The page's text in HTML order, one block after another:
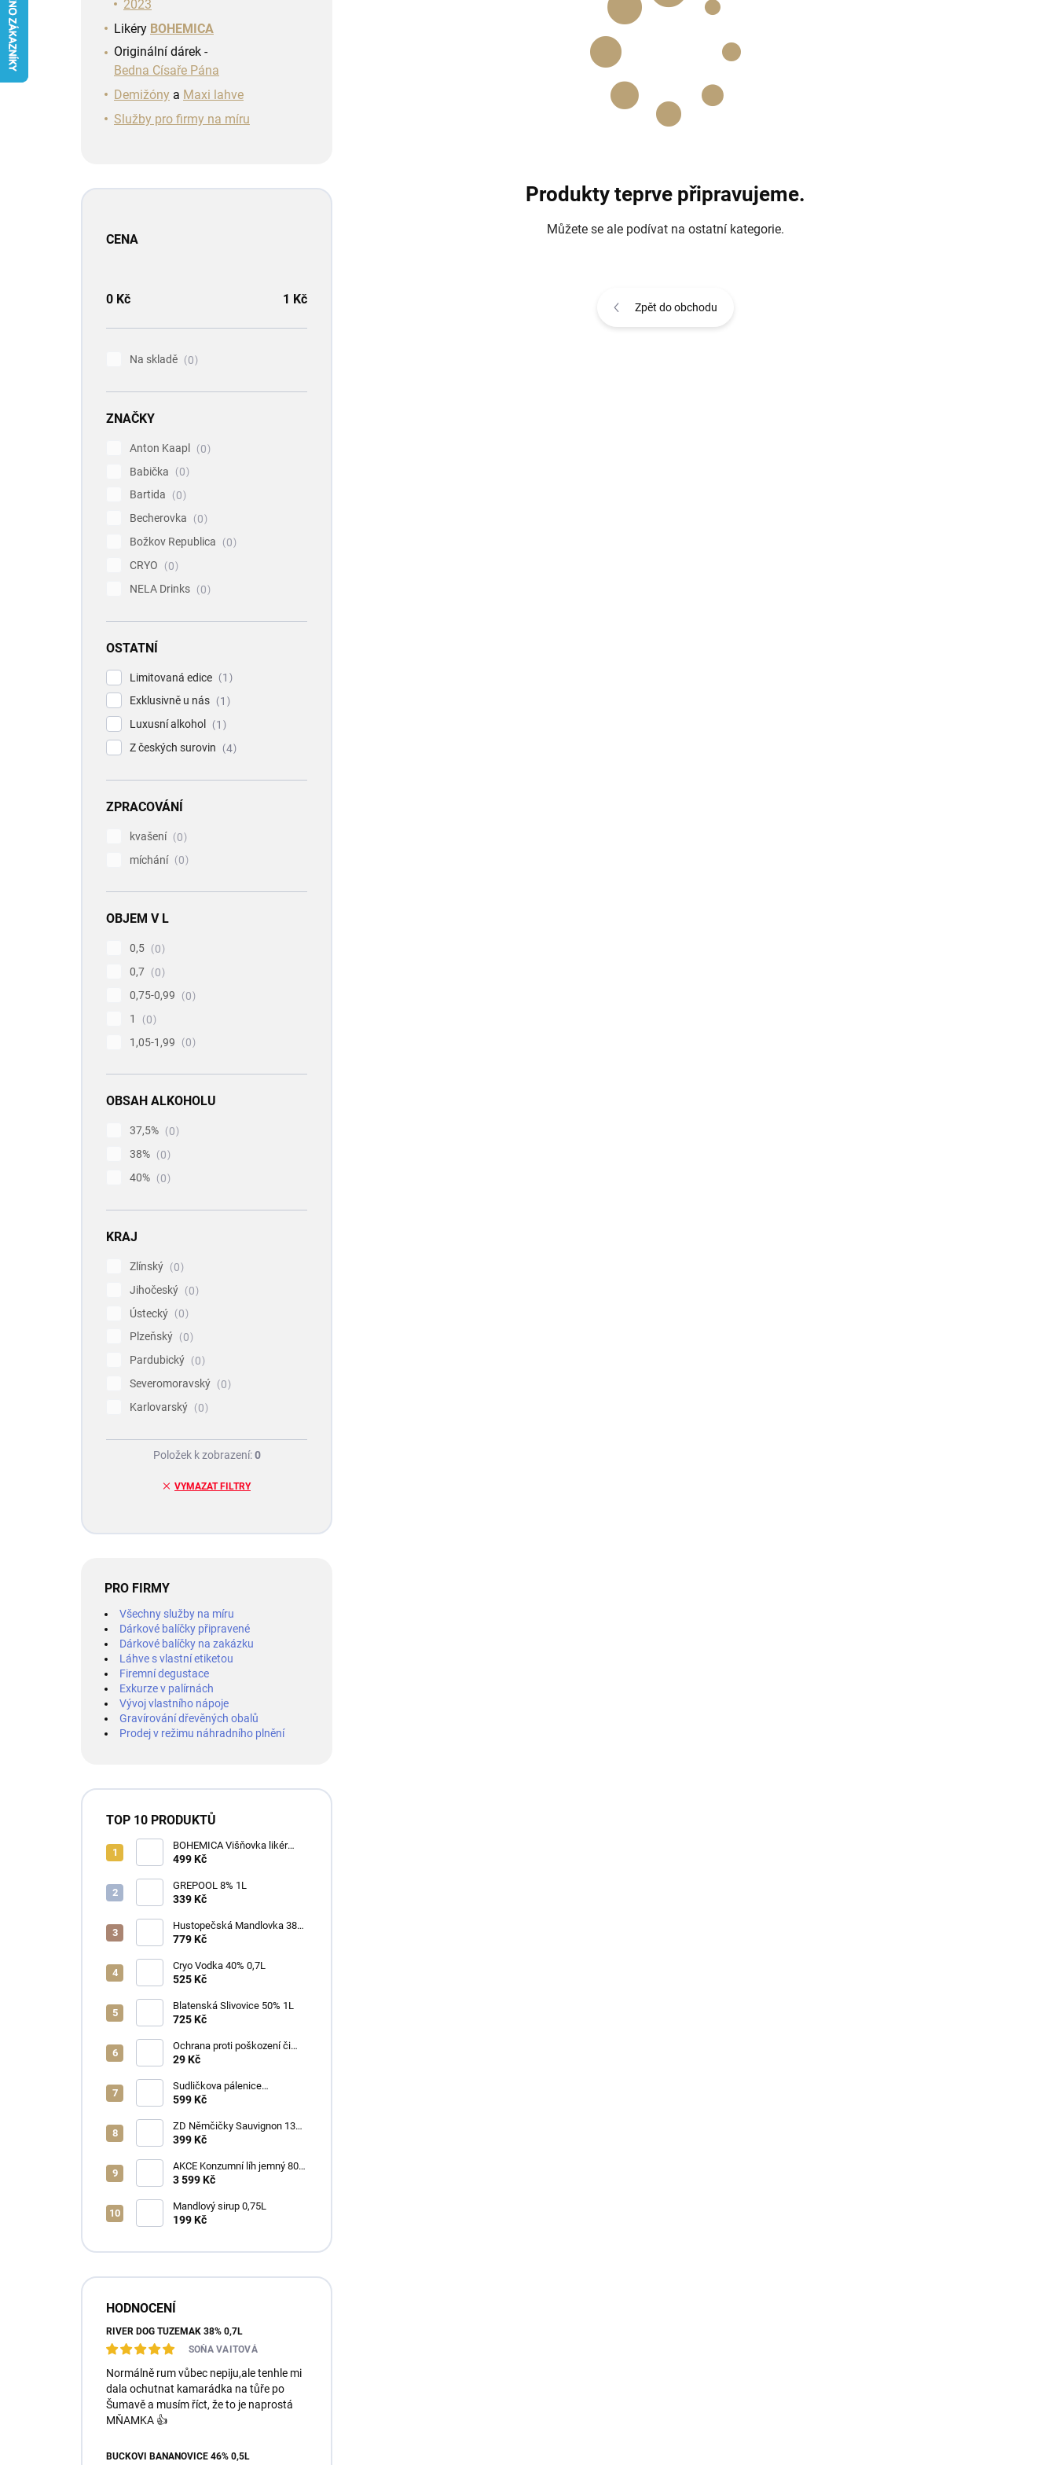
2023
Likéry BOHEMICA
Originální dárek -
Bedna Císaře Pána
Demižóny a Maxi lahve
Služby pro firmy na míru
CENA
0 Kč 1 Kč
Na skladě 0
ZNAČKY
Anton Kaapl
0
Babička
0
Bartida
0
Becherovka
0
Božkov Republica
0
CRYO
0
NELA Drinks
0
OSTATNÍ
Limitovaná edice
1
Exklusivně u nás
1
Luxusní alkohol
1
Z českých surovin
4
ZPRACOVÁNÍ
kvašení
0
míchání
0
OBJEM V L
0,5
0
0,7
0
0,75-0,99
0
1
0
1,05-1,99
0
OBSAH ALKOHOLU
37,5%
0
38%
0
40%
0
KRAJ
Zlínský
0
Jihočeský
0
Ústecký
0
Plzeňský
0
Pardubický
0
Severomoravský
0
Karlovarský
0
VYMAZAT FILTRY
Položek k zobrazení:0
PRO FIRMY
Všechny služby na míru
Dárkové balíčky připravené
Dárkové balíčky na zakázku
Láhve s vlastní etiketou
Firemní degustace
Exkurze v palírnách
Vývoj vlastního nápoje
Gravírování dřevěných obalů
Prodej v režimu náhradního plnění
TOP 10 PRODUKTŮ
BOHEMICA Višňovka likér
25% 0,7L
499 Kč
GREPOOL 8% 1L
339 Kč
Hustopečská Mandlovka 38%
1L
779 Kč
Cryo Vodka 40% 0,7L
525 Kč
Blatenská Slivovice 50% 1L
725 Kč
Ochrana proti poškození či
ztrátě
29 Kč
Sudličkova pálenice
Ořechovka 30% 0,7L
599 Kč
ZD Němčičky Sauvignon 13%
2025 Bag in Box 3L - suché
399 Kč
AKCE Konzumní líh jemný 80%
min 6x1L
3 599 Kč
Mandlový sirup 0,75L
199 Kč
HODNOCENÍ
RIVER DOG TUZEMÁK 38% 0,7L
SOŇA VAITOVÁ
Normálně rum vůbec nepiju,ale tenhle mi
dala ochutnat kamarádka na tůře po
Šumavě a musím říct, že to je naprostá
MŇAMKA 👍
BUČKOVI BANÁNOVICE 46% 0,5L
Produkty teprve připravujeme.
Můžete se ale podívat na ostatní kategorie.
Zpět do obchodu